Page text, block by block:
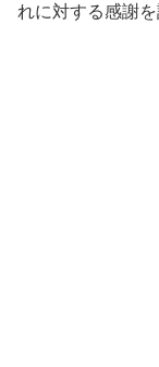
れに対する感謝を